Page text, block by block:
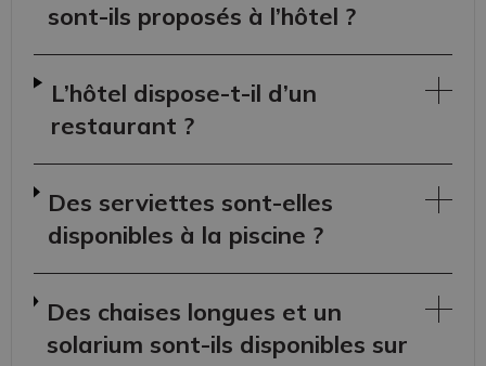
sont-ils proposés à l’hôtel ?
L’hôtel dispose-t-il d’un
restaurant ?
Des serviettes sont-elles
disponibles à la piscine ?
Des chaises longues et un
solarium sont-ils disponibles sur